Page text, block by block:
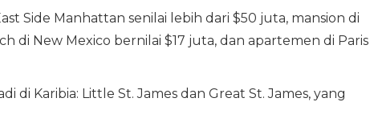
Side Manhattan senilai lebih dari $50 juta, mansion di
di New Mexico bernilai $17 juta, dan apartemen di Paris
di Karibia: Little St. James dan Great St. James, yang